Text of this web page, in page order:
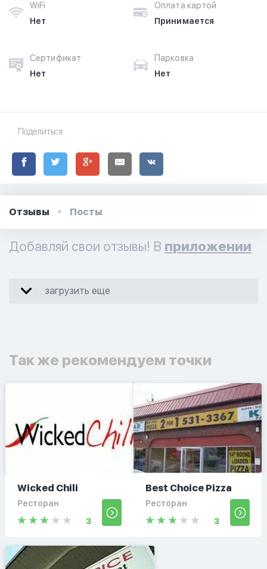
WiFi
Нет
Оплата картой
Принимается
Сертификат
Нет
Парковка
Нет
Поделиться:
Отзывы Посты
Добавляй свои отзывы! В приложении
загрузить еще
Так же рекомендуем точки
Wicked Chili
Ресторан
3
Best Choice Pizza
Ресторан
3